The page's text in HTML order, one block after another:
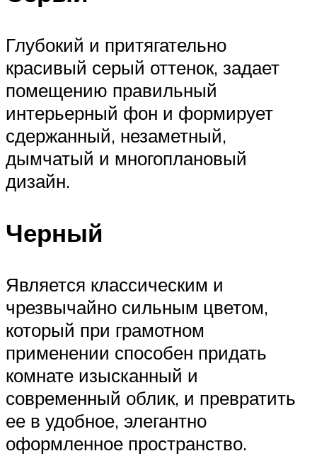
Глубокий и притягательно
красивый серый оттенок, задает
помещению правильный
интерьерный фон и формирует
сдержанный, незаметный,
дымчатый и многоплановый
дизайн.
Черный
Является классическим и
чрезвычайно сильным цветом,
который при грамотном
применении способен придать
комнате изысканный и
современный облик, и превратить
ее в удобное, элегантно
оформленное пространство.